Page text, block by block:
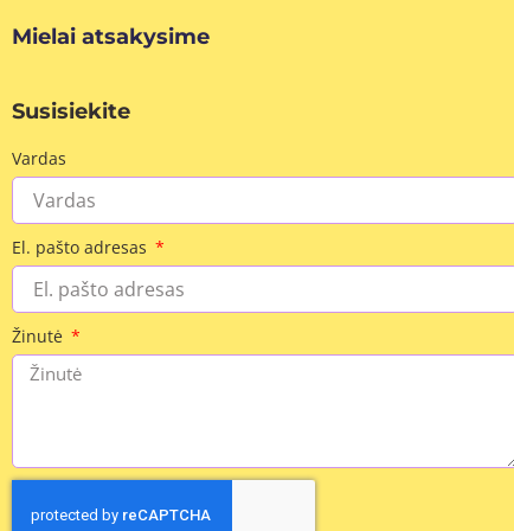
Mielai atsakysime
Susisiekite
Vardas
El. pašto adresas
Žinutė